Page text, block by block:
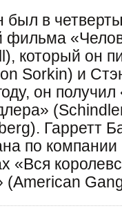
был в
фильма
который он
Sorkin) и
он
Гарретт
по
«Вся
(American